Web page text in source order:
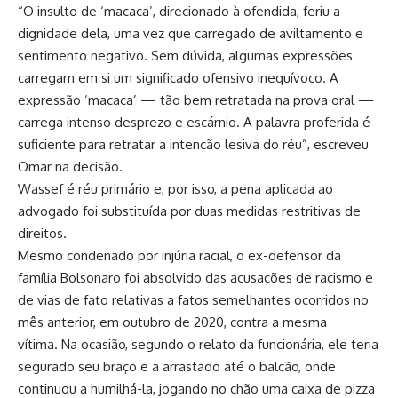
“O insulto de ‘macaca’, direcionado à ofendida, feriu a
dignidade dela, uma vez que carregado de aviltamento e
sentimento negativo. Sem dúvida, algumas expressões
carregam em si um significado ofensivo inequívoco. A
expressão ‘macaca’ — tão bem retratada na prova oral —
carrega intenso desprezo e escárnio. A palavra proferida é
suficiente para retratar a intenção lesiva do réu”, escreveu
Omar na decisão.
Wassef é réu primário e, por isso, a pena aplicada ao
advogado foi substituída por duas medidas restritivas de
direitos.
Mesmo condenado por injúria racial, o ex-defensor da
família Bolsonaro foi absolvido das acusações de racismo e
de vias de fato relativas a fatos semelhantes ocorridos no
mês anterior, em outubro de 2020, contra a mesma
vítima. Na ocasião, segundo o relato da funcionária, ele teria
segurado seu braço e a arrastado até o balcão, onde
continuou a humilhá-la, jogando no chão uma caixa de pizza